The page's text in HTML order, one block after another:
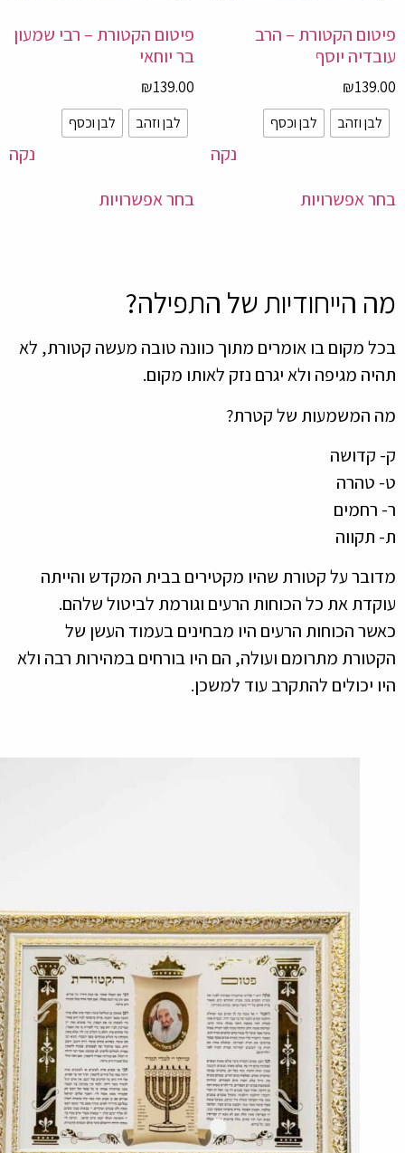
הקטורת – הרב
יוסף
₪
וזהב לבן וכסף
אפשרויות
פיטום הקטורת – רבי שמעון
בר יוחאי
₪139.00
לבן וזהב לבן וכסף
בחר אפשרויות
הייחודיות של התפילה?
מקום בו אומרים מתוך כוונה טובה מעשה קטורת, לא
מגיפה ולא יגרם נזק לאותו מקום.
המשמעות של קטרת?
על קטורת שהיו מקטירים בבית המקדש והייתה
את כל הכוחות הרעים וגורמת לביטול שלהם.
הכוחות הרעים היו מבחינים בעמוד העשן של
מתרומם ועולה, הם היו בורחים במהירות רבה ולא
יכולים להתקרב עוד למשכן.